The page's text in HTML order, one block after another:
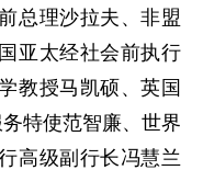
总理沙拉夫、非盟
亚太经社会前执行
教授马凯硕、英国
特使范智廉、世界
高级副行长冯慧兰